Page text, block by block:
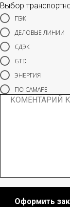
Выбор
ПЭК
ДЕЛОВЫЕ ЛИНИИ
СДЭК
GTD
ЭНЕРГИЯ
ПО САМАРЕ
Оформить